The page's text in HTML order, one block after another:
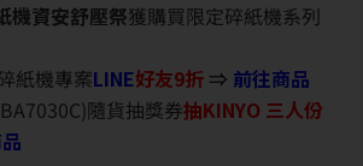
機資安舒壓祭獲購買限定碎紙機系列
紙機專案LINE好友9折 ⇒ 前往商品
隨貨抽獎券抽KINYO 三人份